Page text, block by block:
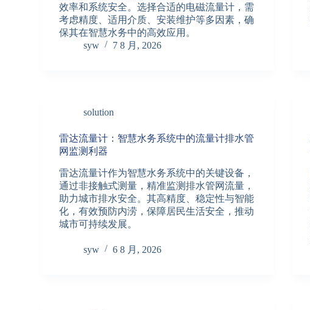
效率和系统安全。选择合适的电磁流量计，需
考虑精度、适用介质、安装维护等多因素，确
保其在智慧水务中的高效应用。
syw
7 8 月, 2026
solution
雷达流量计：智慧水务系统中的流量计排水管
网监测利器
雷达流量计作为智慧水务系统中的关键设备，
通过非接触式测量，精准监测排水管网流量，
助力城市排水安全。其高精度、稳定性与智能
化，有效预防内涝，保障居民生活安全，推动
城市可持续发展。
syw 6 8 月, 2026